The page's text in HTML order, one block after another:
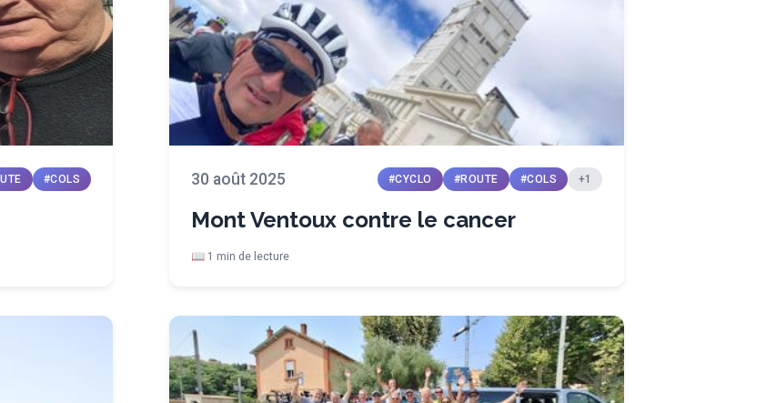
#COLS 30 août 2025 #CYCLO #ROUTE #COLS +1
Mont Ventoux contre le cancer
📖 1 min de lecture